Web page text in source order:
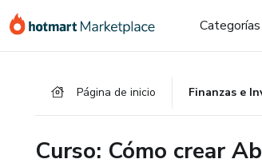
Categorías
Página de inicio Finanzas e
Curso: Cómo crear